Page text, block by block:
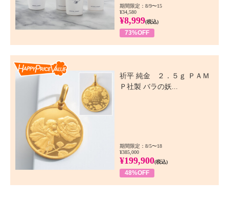
期間限定：8/9〜15
¥34,580
¥8,999(税込)
73%OFF
祈平 純金 ２．５ｇ ＰＡＭ
Ｐ社製 バラの妖...
期間限定：8/5〜18
¥385,000
¥199,900(税込)
48%OFF